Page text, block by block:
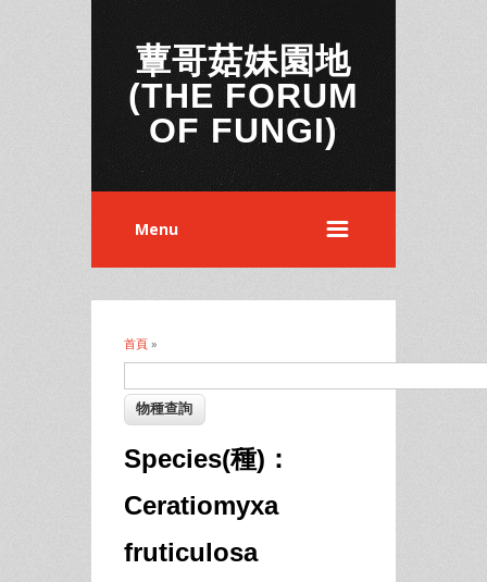
蕈哥菇妹園地
(THE FORUM
OF FUNGI)
Menu
您在這裡
首頁 »
Species(種)：
Ceratiomyxa
fruticulosa